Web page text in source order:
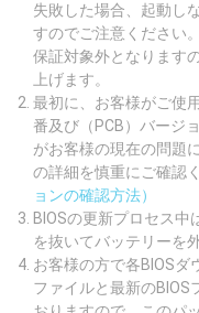
失敗した場合、起動し
すのでご注意ください
保証対象外となります
上げます。
最初に、お客様がご使
番及び（PCB）バージ
がお客様の現在の問題
の詳細を慎重にご確認
ョンの確認方法）
BIOSの更新プロセス
を抜いてバッテリーを
お客様の方で各BIOSダ
ファイルと最新のBIOS